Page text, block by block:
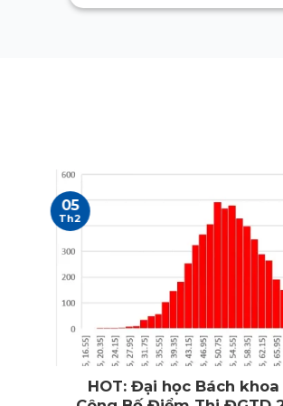
HOT: Đại học Bách
05
Th2